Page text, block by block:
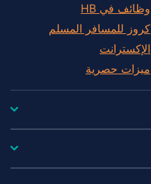
وظائف في HB
كروز للمسافر المسلم
الإكسترانت
ميزات حصرية